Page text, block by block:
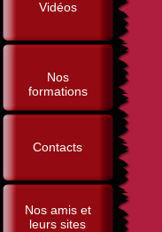
Vidéos
Nos
formations
Contacts
Nos amis et
leurs sites